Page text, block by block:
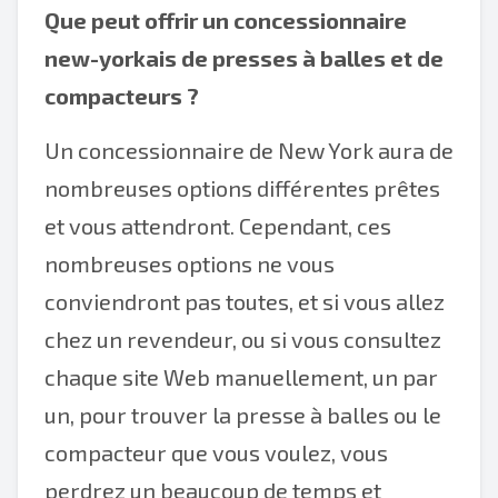
Que peut offrir un concessionnaire
new-yorkais de presses à balles et de
compacteurs ?
Un concessionnaire de New York aura de
nombreuses options différentes prêtes
et vous attendront. Cependant, ces
nombreuses options ne vous
conviendront pas toutes, et si vous allez
chez un revendeur, ou si vous consultez
chaque site Web manuellement, un par
un, pour trouver la presse à balles ou le
compacteur que vous voulez, vous
perdrez un beaucoup de temps et